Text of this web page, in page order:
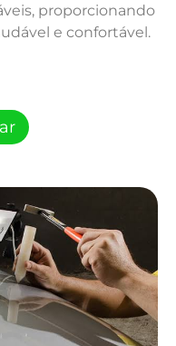
proporcionando
e confortável.